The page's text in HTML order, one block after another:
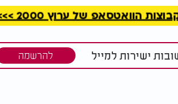
של אמונה
חיכה לי שם במגירה בבית.
אותו. ואז שמעתי את הרב זועק
תתבייש! כבוד השכינה מעל ראשך!".
הוואטסאפ של ערוץ 2000 >>>
ישירות למייל להרשמה